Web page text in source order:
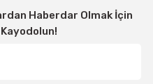
Haberdar Olmak İçin